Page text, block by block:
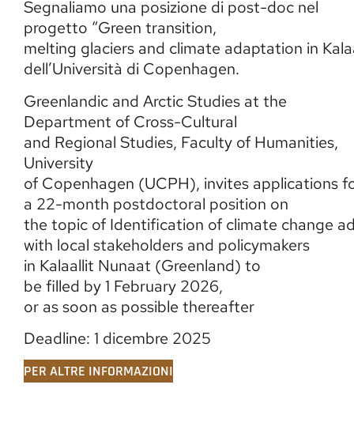
Segnaliamo una posizione di post-doc nel
progetto “Green transition,
melting glaciers and climate adaptation in
dell’Università di Copenhagen.
Greenlandic and Arctic Studies at the
Department of Cross-Cultural
and Regional Studies, Faculty of Humanities,
University
of Copenhagen (UCPH), invites applications
a 22-month postdoctoral position on
the topic of Identification of climate change
with local stakeholders and policymakers
in Kalaallit Nunaat (Greenland) to
be filled by 1 February 2026,
or as soon as possible thereafter
Deadline: 1 dicembre 2025
PER ALTRE INFORMAZIONI